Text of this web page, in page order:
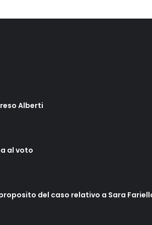
Alberti
al voto
proposito del caso relativo a Sara